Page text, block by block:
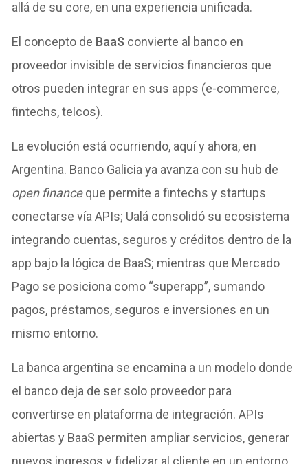
allá de su core, en una experiencia unificada.
El concepto de BaaS convierte al banco en
proveedor invisible de servicios financieros que
otros pueden integrar en sus apps (e-commerce,
fintechs, telcos).
La evolución está ocurriendo, aquí y ahora, en
Argentina. Banco Galicia ya avanza con su hub de
open financeque permite a fintechs y startups
conectarse vía APIs; Ualá consolidó su ecosistema
integrando cuentas, seguros y créditos dentro de la
app bajo la lógica de BaaS; mientras que Mercado
Pago se posiciona como “superapp”, sumando
pagos, préstamos, seguros e inversiones en un
mismo entorno.
La banca argentina se encamina a un modelo donde
el banco deja de ser solo proveedor para
convertirse en plataforma de integración. APIs
abiertas y BaaS permiten ampliar servicios, generar
nuevos ingresos y fidelizar al cliente en un entorno